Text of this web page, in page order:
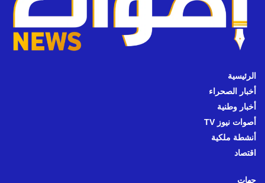
الرئيسية
أخبار الصحراء
أخبار وطنية
أصوات نيوز TV
أنشطة ملكية
اقتصاد
جهات